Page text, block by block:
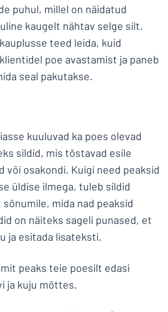
puhul, millel on näidatud
kaugelt nähtav selge silt.
teed leida, kuid
poe avastamist ja paneb
seal pakutakse.
kuuluvad ka poes olevad
sildid, mis tõstavad esile
või osakondi. Kuigi need peaksid
üldise ilmega, tuleb sildid
mida nad peaksid
on näiteks sageli punased, et
ja esitada lisateksti.
peaks teie poesilt edasi
ja kuju mõttes.